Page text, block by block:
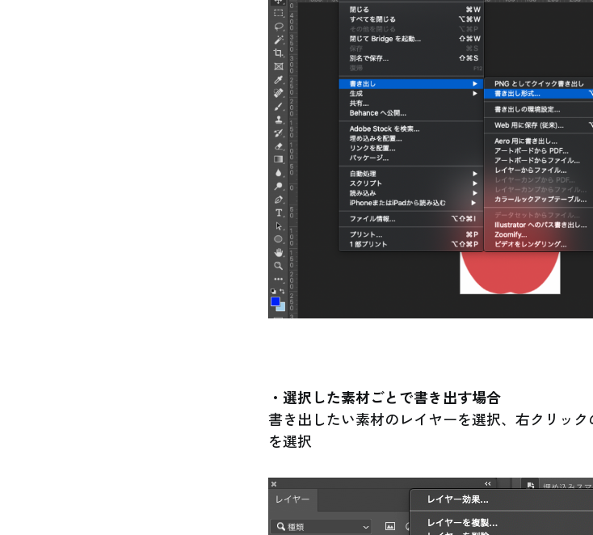
・選択した素材ごとで書き出す場合
書き出したい素材のレイヤーを選択、右クリック
を選択